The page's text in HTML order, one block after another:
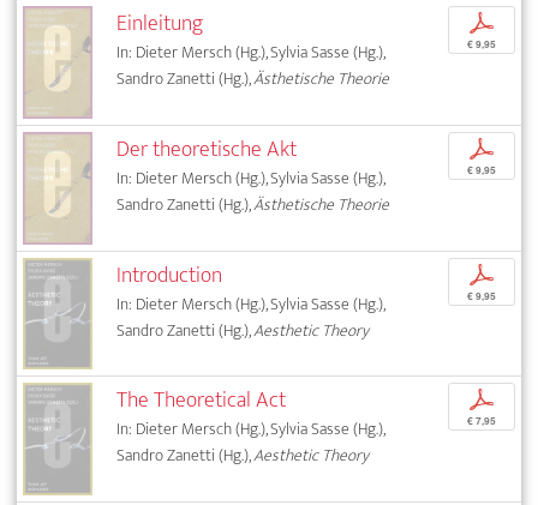
Einleitung
In: Dieter Mersch (Hg.), Sylvia Sasse (Hg.),
Sandro Zanetti (Hg.),Ästhetische Theorie
p
€ 9,95
Der theoretische Akt
In: Dieter Mersch (Hg.), Sylvia Sasse (Hg.),
Sandro Zanetti (Hg.),Ästhetische Theorie
p
€ 9,95
Introduction
In: Dieter Mersch (Hg.), Sylvia Sasse (Hg.),
Sandro Zanetti (Hg.),Aesthetic Theory
p
€ 9,95
The Theoretical Act
In: Dieter Mersch (Hg.), Sylvia Sasse (Hg.),
Sandro Zanetti (Hg.),Aesthetic Theory
p
€ 7,95